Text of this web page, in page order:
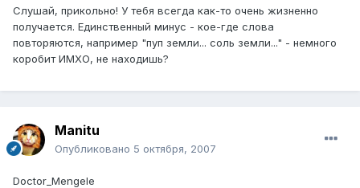
Слушай, прикольно! У тебя всегда как-то очень жизненно
получается. Единственный минус - кое-где слова
повторяются, например "пуп земли... соль земли..." - немного
коробит ИМХО, не находишь?
Manitu
Опубликовано 5 октября, 2007
Doctor_Mengele